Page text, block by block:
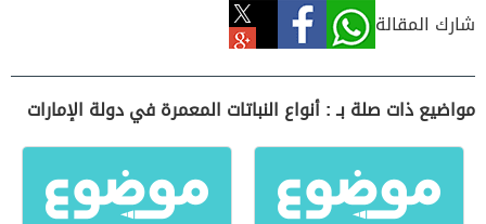
شارك المقالة
مواضيع ذات صلة بـ : أنواع النباتات المعمرة في دولة الإمارات